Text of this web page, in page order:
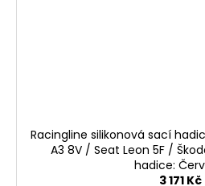
Racingline silikonová sací
A3 8V / Seat Leon 5F /
hadice:
3 171 Kč